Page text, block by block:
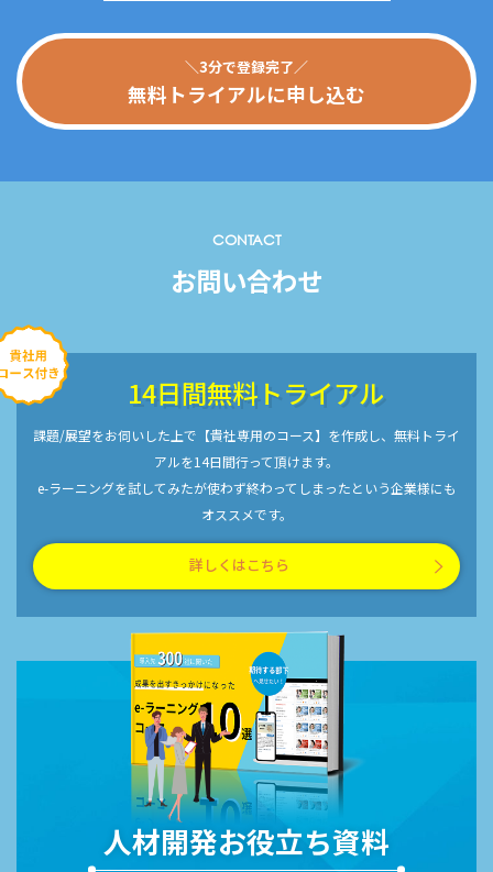
＼3分で登録完了／
無料トライアルに申し込む
CONTACT
お問い合わせ
14日間無料トライアル
課題/展望をお伺いした上で【貴社専用のコース】を作成し、無料トライ
アルを14日間行って頂けます。
e-ラーニングを試してみたが使わず終わってしまったという企業様にも
オススメです。
詳しくはこちら
人材開発お役立ち資料